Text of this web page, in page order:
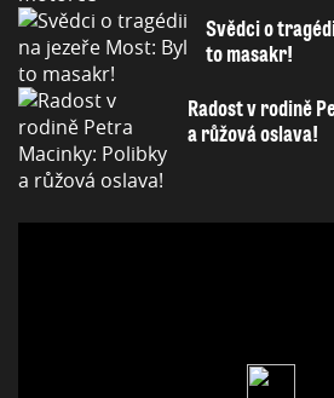
Svědci o
to masakr!
Radost v rodině
a růžová oslava!